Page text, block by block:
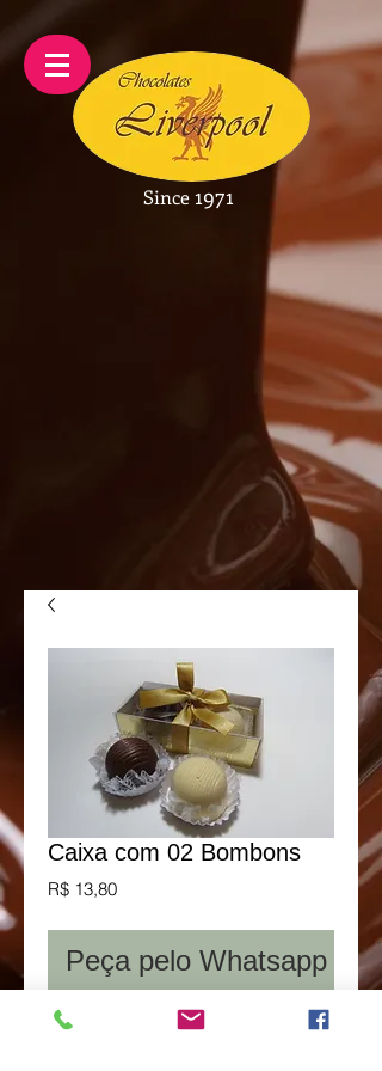
Since1971
Caixa com 02 Bombons
R$ 13,80Preço
Peça pelo Whatsapp